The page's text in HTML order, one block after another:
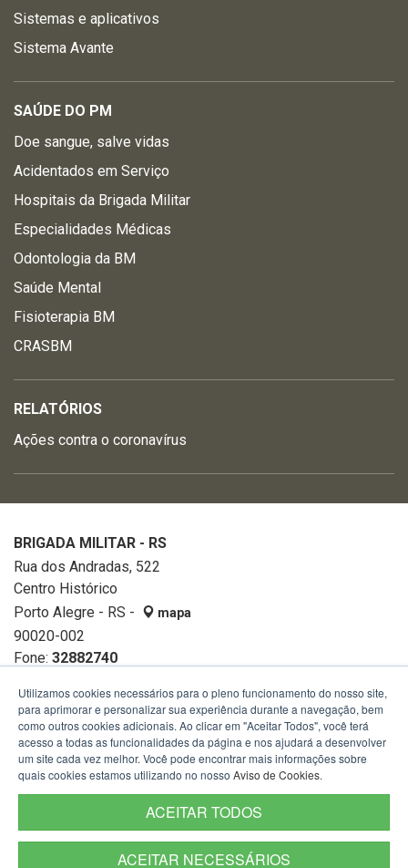
Sistemas e aplicativos
Sistema Avante
SAÚDE DO PM
Doe sangue, salve vidas
Acidentados em Serviço
Hospitais da Brigada Militar
Especialidades Médicas
Odontologia da BM
Saúde Mental
Fisioterapia BM
CRASBM
RELATÓRIOS
Ações contra o coronavírus
BRIGADA MILITAR - RS
Rua dos Andradas, 522
Centro Histórico
Porto Alegre - RS -
mapa
90020-002
Fone: 32882740
Utilizamos cookies necessários para o pleno funcionamento do nosso site,
para aprimorar e personalizar sua experiência durante a navegação, bem
como outros cookies adicionais. Ao clicar em "Aceitar Todos", você terá
acesso a todas as funcionalidades da página e nos ajudará a desenvolver
um site cada vez melhor. Você pode encontrar mais informações sobre
quais cookies estamos utilizando no nosso Aviso de Cookies.
ACEITAR TODOS
ACEITAR NECESSÁRIOS